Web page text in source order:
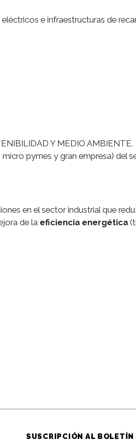
e infraestructuras de
Y MEDIO AMBIENTE.
micro pymes y gran empresa) del
en el sector industrial que
de la eficiencia energética
SUSCRIPCIÓN AL BOLETÍN